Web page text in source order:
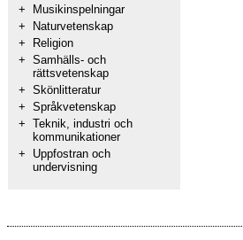
+
Musikinspelningar
+
Naturvetenskap
+
Religion
+ Samhälls- och
rättsvetenskap
+ Skönlitteratur
+ Språkvetenskap
+ Teknik, industri och
kommunikationer
+
Uppfostran och
undervisning